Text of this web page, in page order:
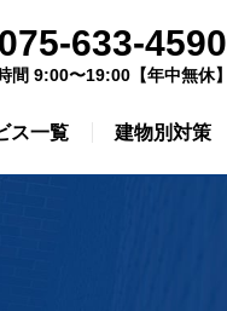
ス一覧 建物別対策
633-4590
間 9:00〜19:00【年中無休】